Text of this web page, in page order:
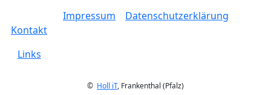
Kontakt
Impressum Datenschutzerklärung
Links
© Holl iT, Frankenthal (Pfalz)